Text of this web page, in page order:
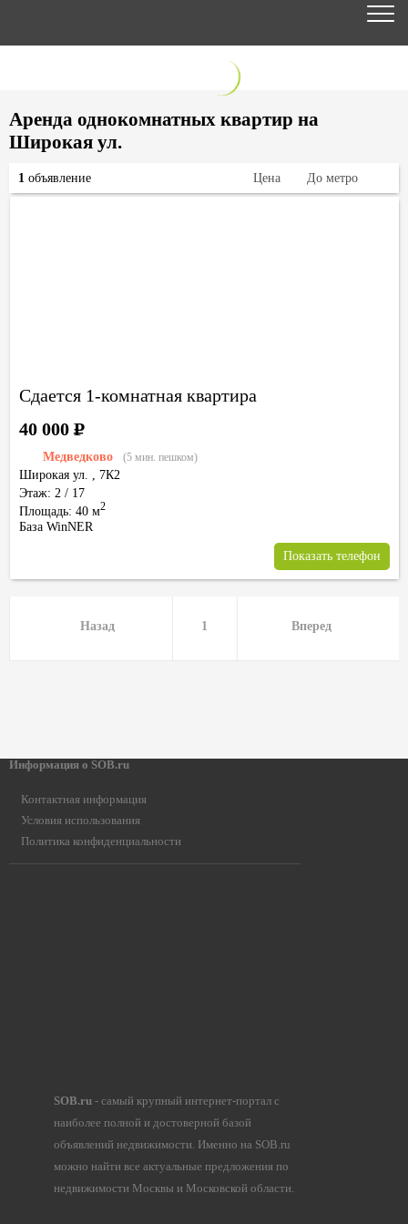
Аренда однокомнатных квартир на
Широкая ул.
Сдается 1-комнатная квартира
Медведково (5 мин. пешком)
Широкая ул. , 7К2
Этаж: 2 / 17
Площадь: 40 м2
40 000Р
База WinNER
Показать телефон
1 объявление Цена До метро
Назад 1 Вперед
Информация о SOB.ru
Контактная информация
Условия использования
Политика конфиденциальности
SOB.ru- самый крупный интернет-портал с
наиболее полной и достоверной базой
объявлений недвижимости. Именно на SOB.ru
можно найти все актуальные предложения по
недвижимости Москвы и Московской области.